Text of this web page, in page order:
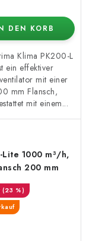
DEN KORB
Klima PK200-L
ein effektiver
mit einer
mm Flansch,
mit einem...
Lite 1000 m³/h,
200 mm
(23 %)